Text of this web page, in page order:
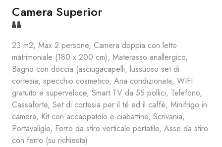
Camera Superior
23 m2, Max 2 persone, Camera doppia con letto
matrimoniale (180 x 200 cm), Materasso anallergico,
Bagno con doccia (asciugacapelli, lussuoso set di
cortesia, specchio cosmetico, Aria condizionata, WIFI
gratuito e superveloce, Smart TV da 55 pollici, Telefono,
Cassaforte, Set di cortesia per il té ed il caffè, Minifrigo in
camera, Kit con accappatoio e ciabattine, Scrivania,
Portavaligie, Ferro da stiro verticale portatile, Asse da stiro
con ferro (su richiesta)